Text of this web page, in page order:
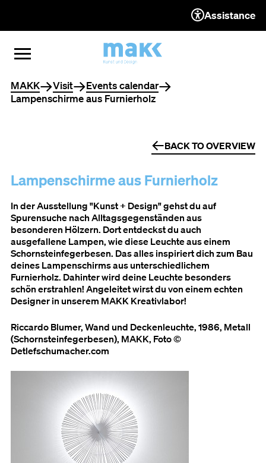
TO THE CONTENT
TO THE NAVIGATION
TO THE FOOTER
OPEN MENU
CLOSE MENU
Assistance
You are here
MAKK Visit
Events calendar
Lampenschirme aus Furnierholz
BACK TO OVERVIEW
Lampenschirme aus Furnierholz
In der Ausstellung "Kunst + Design" gehst du auf
Spurensuche nach Alltagsgegenständen aus
besonderen Hölzern. Dort entdeckst du auch
ausgefallene Lampen, wie diese Leuchte aus einem
Schornsteinfegerbesen. Das alles inspiriert dich zum Bau
deines Lampenschirms aus unterschiedlichem
Furnierholz. Dahinter wird deine Leuchte besonders
schön erstrahlen! Angeleitet wirst du von einem echten
Designer in unserem MAKK Kreativlabor!
Riccardo Blumer, Wand und Deckenleuchte, 1986, Metall
(Schornsteinfegerbesen), MAKK, Foto ©
Detlefschumacher.com